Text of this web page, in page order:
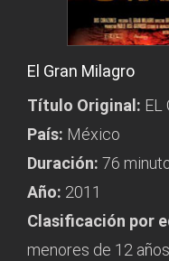
El Gran Milagro
Título Original: EL
País: México
Duración: 76
Año: 2011
Clasificación por
menores de 12 años